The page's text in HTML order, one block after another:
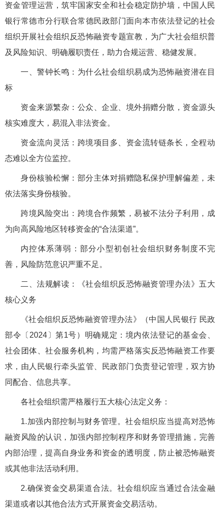
资金管理运营，筑牢国家安全和社会稳定防护墙，中国人民
银行常德市分行联合常德民政部门面向本市依法登记的社会
组织开展社会组织反恐怖融资专题宣教，为广大社会组织普
及风险知识、明确履职责任，助力合规运营、稳健发展。
一、警钟长鸣：为什么社会组织易成为恐怖融资潜在目
标
资金来源繁杂：公众、企业、境外捐赠分散，资金源头
核实难度大，易混入非法资金。
资金流向灵活：跨境项目多、资金流转链条长，全程动
态难以全方位监控。
身份核验松懈：部分主体对捐赠隐私保护理解偏差，未
依法落实身份核验。
跨境风险突出：跨境合作频繁，易被不法分子利用，成
为向高风险地区转移资金的“合法渠道”。
内控体系薄弱：部分小型初创社会组织财务制度不完
善，风险防范意识严重不足。
二、法规解读：《社会组织反恐怖融资管理办法》五大
核心义务
《社会组织反恐怖融资管理办法》（中国人民银行 民政
部令〔2024〕第1号）明确规定：境内依法登记的基金会、
社会团体、社会服务机构，均需严格落实反恐怖融资工作要
求，由人民银行牵头监管、民政部门负责登记管理，双方协
同配合、信息共享。
各社会组织需严格履行五大核心法定义务：
1.加强内部控制与财务管理。社会组织应当提高对恐怖
融资风险的认识，加强内部控制程序和财务管理措施，完善
内部治理，提高自身业务和资金的透明度，防止被恐怖融资
或其他非法活动利用。
2.确保资金交易渠道合法。社会组织应当通过合法金融
渠道或者以其他合法方式开展资金交易活动。